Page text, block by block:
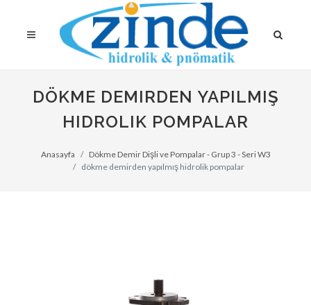
DÖKME DEMIRDEN YAPILMIŞ
HIDROLIK POMPALAR
Anasayfa
Dökme Demir Dişli ve Pompalar - Grup 3 - Seri W3
dökme demirden yapılmış hidrolik pompalar